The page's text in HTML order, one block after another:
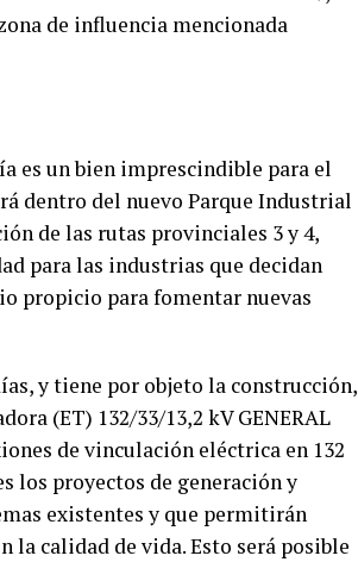
de influencia mencionada
es un bien imprescindible para el
dentro del nuevo Parque Industrial
de las rutas provinciales 3 y 4,
para las industrias que decidan
propicio para fomentar nuevas
y tiene por objeto la construcción,
(ET) 132/33/13,2 kV GENERAL
de vinculación eléctrica en 132
los proyectos de generación y
existentes y que permitirán
la calidad de vida. Esto será posible